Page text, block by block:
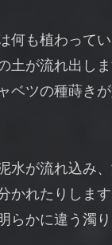
何も植わってい
土が流れ出しま
ベツの種蒔き
水が流れ込み
かれたりしま
らかに違う濁